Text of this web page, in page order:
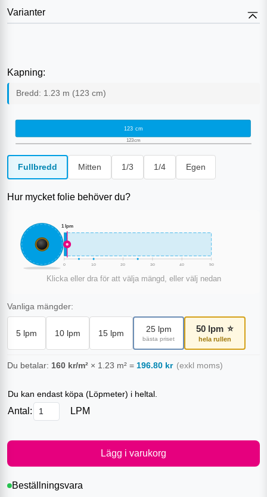
Varianter
Kapning:
Bredd: 1.23 m (123 cm)
123 cm
123cm
Fullbredd Mitten 1/3 1/4 Egen
Hur mycket folie behöver du?
1 lpm
0 10 20 30 40 50
Klicka eller dra för att välja mängd, eller välj nedan
Vanliga mängder:
5 lpm 10 lpm 15 lpm 25lpm
bästa priset
50 lpm ⭐
hela rullen
Du betalar: 160 kr/m² × 1.23 m² = 196.80 kr (exkl moms)
Du kan endast köpa (Löpmeter) i heltal.
Antal: LPM
Lägg i varukorg
Beställningsvara